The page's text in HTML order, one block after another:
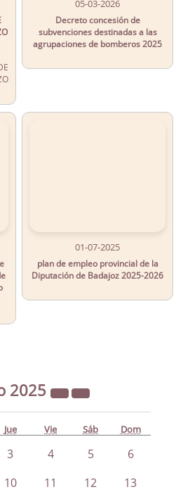
05-03-2026
Decreto concesión de
subvenciones destinadas a las
agrupaciones de bomberos 2025
01-07-2025
plan de empleo provincial de la
Diputación de Badajoz 2025-2026
2025
Jue Vie Sáb Dom
3 4 5
6
10 11 12 13